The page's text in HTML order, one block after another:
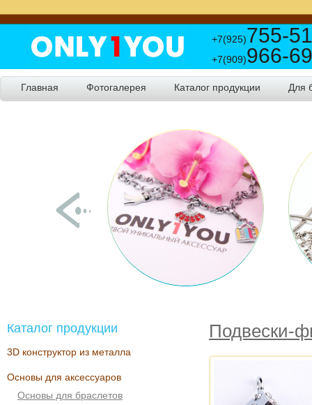
+7(925)755-
+7(909)966-
Главная Фотогалерея Каталог продукции Для
Каталог продукции
3D конструктор из металла
Основы для аксессуаров
Основы для браслетов
Подвески-